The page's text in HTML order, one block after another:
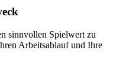
sinnvollen Spielwert zu
Arbeitsablauf und Ihre